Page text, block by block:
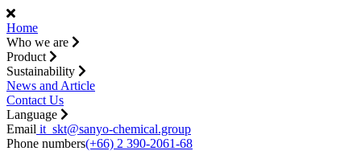
Home
Who we are
Product
Sustainability
News and Article
Contact Us
Language
Email it_skt@sanyo-chemical.group
Phone numbers(+66) 2 390-2061-68